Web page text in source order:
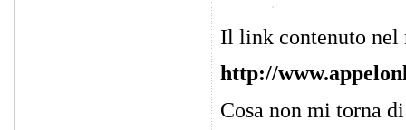
Il link contenuto nel
http://
Cosa non mi torna